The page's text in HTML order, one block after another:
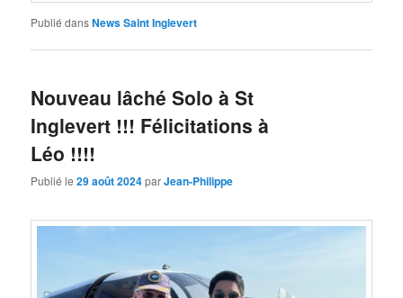
Publié dansNews Saint Inglevert
Nouveau lâché Solo à St
Inglevert !!! Félicitations à
Léo !!!!
Publié le29 août 2024parJean-Philippe